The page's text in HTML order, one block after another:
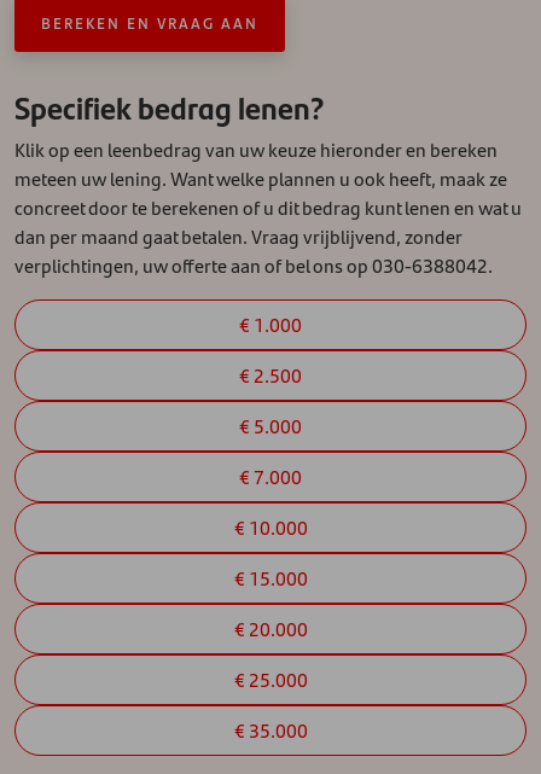
BEREKEN EN VRAAG AAN
Specifiek bedrag lenen?
Klik op een leenbedrag van uw keuze hieronder en bereken
meteen uw lening. Want welke plannen u ook heeft, maak ze
concreet door te berekenen of u dit bedrag kunt lenen en wat u
dan per maand gaat betalen. Vraag vrijblijvend, zonder
verplichtingen, uw offerte aan of bel ons op 030-6388042.
€ 1.000
€ 2.500
€ 5.000
€ 7.000
€ 10.000
€ 15.000
€ 20.000
€ 25.000
€ 35.000